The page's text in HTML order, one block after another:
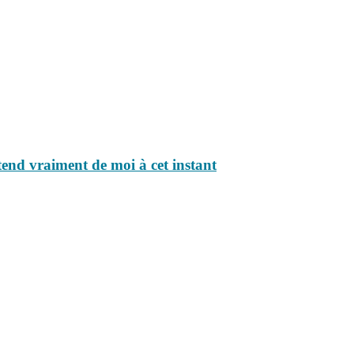
vraiment de moi à cet instant